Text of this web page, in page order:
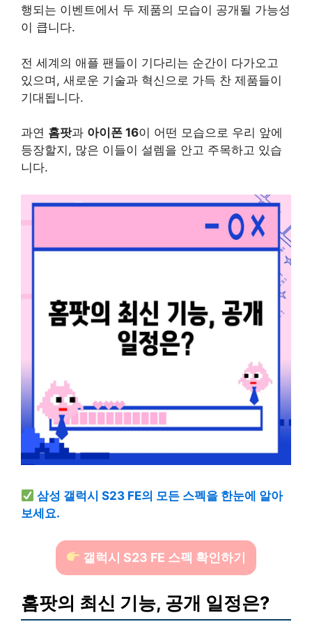
행되는 이벤트에서 두 제품의 모습이 공개될 가능성
이 큽니다.
전 세계의 애플 팬들이 기다리는 순간이 다가오고
있으며, 새로운 기술과 혁신으로 가득 찬 제품들이
기대됩니다.
과연 홈팟과 아이폰 16이 어떤 모습으로 우리 앞에
등장할지, 많은 이들이 설렘을 안고 주목하고 있습
니다.
삼성 갤럭시 S23 FE의 모든 스펙을 한눈에 알아
보세요.
갤럭시 S23 FE 스펙 확인하기
홈팟의 최신 기능, 공개 일정은?